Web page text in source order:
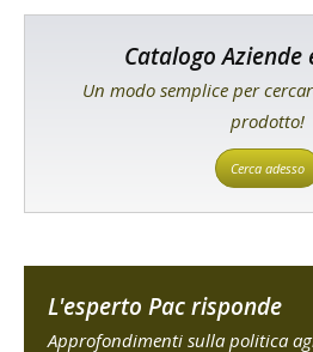
Catalogo
Un modo semplice per
prodotto!
Cerca adesso
L'esperto Pac risponde
Approfondimenti sulla politica